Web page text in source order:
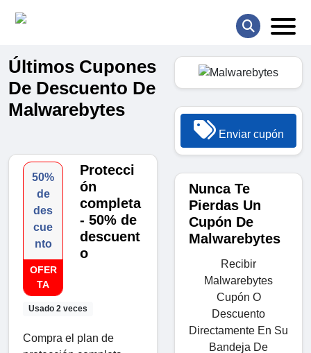
Últimos Cupones
De Descuento De
Malwarebytes
50%
de
des
cue
nto
OFER
TA
Usado 2 veces
Protecci
ón
completa
- 50% de
descuent
o
Compra el plan de
Enviar cupón
Nunca Te
Pierdas Un
Cupón De
Malwarebytes
Recibir
Malwarebytes
Cupón O
Descuento
Directamente En Su
Bandeja De